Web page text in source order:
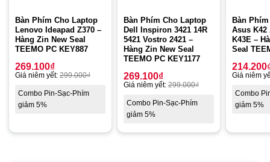
Bàn Phím Cho Laptop
Lenovo Ideapad Z370 –
Hàng Zin New Seal
TEEMO PC KEY887
269.100₫
Giá niêm yết: 299.000₫
Combo Pin-Sạc-Phím
giảm 5%
Bàn Phím Cho Laptop
Dell Inspiron 3421 14R
5421 Vostro 2421 –
Hàng Zin New Seal
TEEMO PC KEY1177
269.100₫
Giá niêm yết: 299.000₫
Combo Pin-Sạc-Phím
giảm 5%
Bàn
Asus K42
K43E –
Seal
214.200
Giá niêm
Combo
giảm 5%